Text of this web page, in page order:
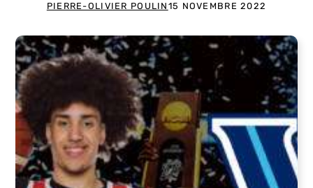
PIERRE-OLIVIER POULIN 15 NOVEMBRE 2022